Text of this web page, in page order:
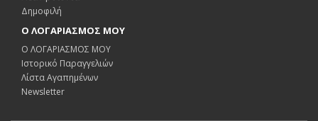
Δημοφιλή
Ο ΛΟΓΑΡΙΑΣΜΟΣ ΜΟΥ
Ο ΛΟΓΑΡΙΑΣΜΟΣ ΜΟΥ
Ιστορικό Παραγγελιών
Λίστα Αγαπημένων
Newsletter